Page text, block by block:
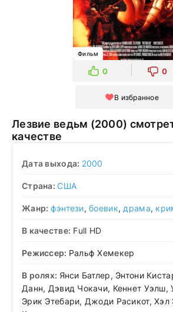
Фильм
0 0
В избранное
Лезвие ведьм (2000) смотреть в хорошем
качестве
Дата выхода: 2000
Страна:США
Жанр: фэнтези,боевик, драма,
В качестве: Full HD
Режиссер: Ральф Хемекер
В ролях: Янси Батлер, Энтони
Данн, Дэвид Чокачи, Кеннет Уэлш,
Эрик Этебари, Джоди Расикот,